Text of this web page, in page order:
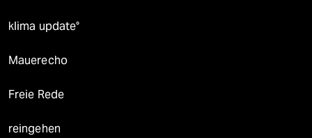
klima update°
Mauerecho
Freie Rede
reingehen